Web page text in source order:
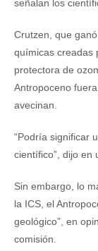
señalan los
Crutzen, que
químicas creadas
protectora de
Antropoceno
avecinan.
“Podría significar
científico”, dijo en
Sin embargo, lo
la ICS, el
geológico”, en
comisión.